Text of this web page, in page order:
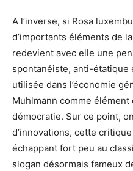
A l’inverse, si Rosa
d’importants éléments de
redevient avec elle une
spontanéiste, anti-étatique
utilisée dans l’économie
Muhlmann comme
démocratie. Sur ce point,
d’innovations, cette
échappant fort peu au
slogan désormais fameux